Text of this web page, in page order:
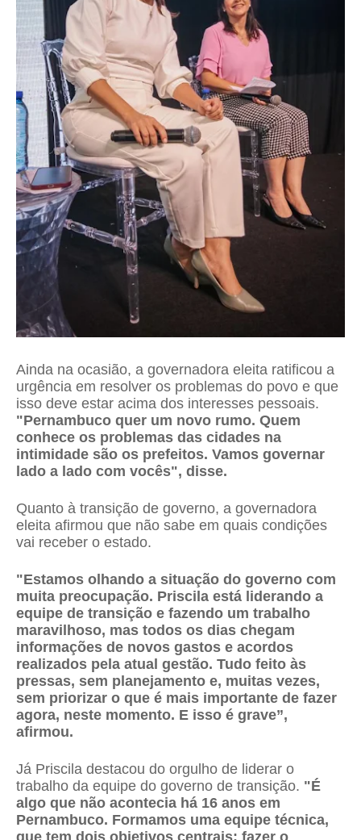
Ainda na ocasião, a governadora eleita ratificou a
urgência em resolver os problemas do povo e que
isso deve estar acima dos interesses pessoais.
"Pernambuco quer um novo rumo. Quem
conhece os problemas das cidades na
intimidade são os prefeitos. Vamos governar
lado a lado com vocês", disse.
Quanto à transição de governo, a governadora
eleita afirmou que não sabe em quais condições
vai receber o estado.
"Estamos olhando a situação do governo com
muita preocupação. Priscila está liderando a
equipe de transição e fazendo um trabalho
maravilhoso, mas todos os dias chegam
informações de novos gastos e acordos
realizados pela atual gestão. Tudo feito às
pressas, sem planejamento e, muitas vezes,
sem priorizar o que é mais importante de fazer
agora, neste momento. E isso é grave”,
afirmou.
Já Priscila destacou do orgulho de liderar o
trabalho da equipe do governo de transição. "É
algo que não acontecia há 16 anos em
Pernambuco. Formamos uma equipe técnica,
que tem dois objetivos centrais: fazer o